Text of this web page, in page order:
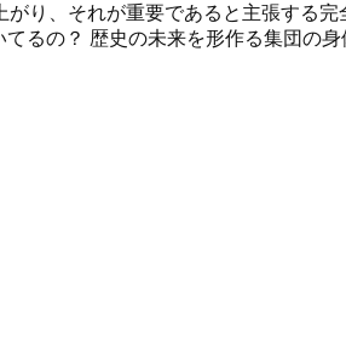
り、それが重要であると主張する完
るの？ 歴史の未来を形作る集団の身